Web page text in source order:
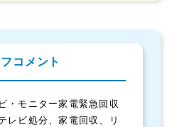
コメント
・モニター家電緊急回収
レビ処分、家電回収、リ